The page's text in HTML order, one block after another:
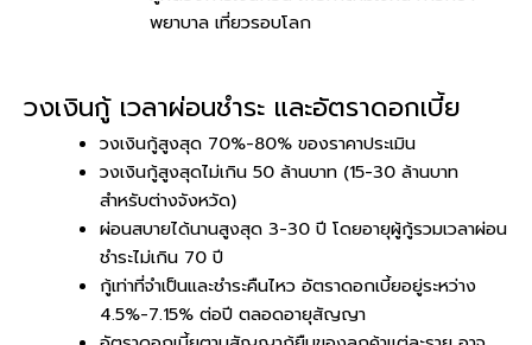
พยาบาล เที่ยวรอบโลก
วงเงินกู้ เวลาผ่อนชำระ และอัตราดอกเบี้ย
วงเงินกู้สูงสุด 70%-80% ของราคาประเมิน
วงเงินกู้สูงสุดไม่เกิน 50 ล้านบาท (15-30 ล้านบาท
สำหรับต่างจังหวัด)
ผ่อนสบายได้นานสูงสุด 3-30 ปี โดยอายุผู้กู้รวมเวลาผ่อน
ชำระไม่เกิน 70 ปี
กู้เท่าที่จำเป็นและชำระคืนไหว อัตราดอกเบี้ยอยู่ระหว่าง
4.5%-7.15% ต่อปี ตลอดอายุสัญญา